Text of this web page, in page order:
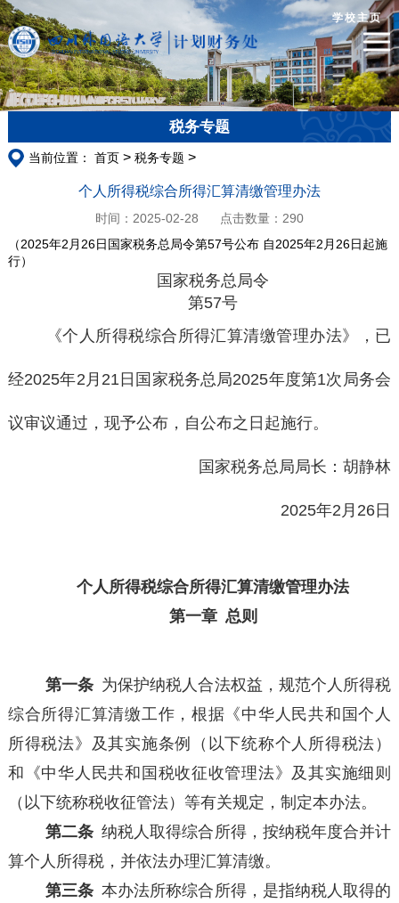
学校主页
税务专题
当前位置： 首页> 税务专题 >
个人所得税综合所得汇算清缴管理办法
时间：2025-02-28 点击数量： 290
（2025年2月26日国家税务总局令第57号公布 自2025年2月26日起施
行）
国家税务总局令
第57号
《个人所得税综合所得汇算清缴管理办法》，已
经2025年2月21日国家税务总局2025年度第1次局务会
议审议通过，现予公布，自公布之日起施行。
国家税务总局局长：胡静林
2025年2月26日
个人所得税综合所得汇算清缴管理办法
第一章 总则
第一条 为保护纳税人合法权益，规范个人所得税
综合所得汇算清缴工作，根据《中华人民共和国个人
所得税法》及其实施条例（以下统称个人所得税法）
和《中华人民共和国税收征收管理法》及其实施细则
（以下统称税收征管法）等有关规定，制定本办法。
第二条 纳税人取得综合所得，按纳税年度合并计
算个人所得税，并依法办理汇算清缴。
第三条 本办法所称综合所得，是指纳税人取得的